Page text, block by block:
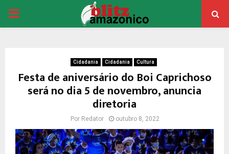
PRIMARY
Cidadania Cidadania Cultura
Festa de aniversário do Boi Caprichoso
será no dia 5 de novembro, anuncia
diretoria
Por Redator outubro 8, 2022